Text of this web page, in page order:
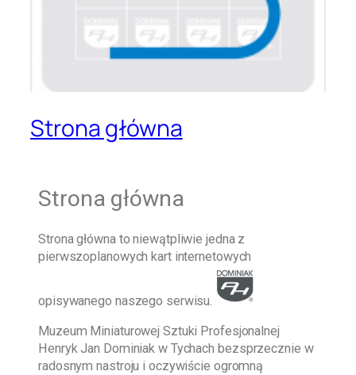
Strona główna
Strona główna
Strona głównato niewątpliwie jedna z
pierwszoplanowych kart internetowych
opisywanego naszego serwisu.
Muzeum Miniaturowej Sztuki Profesjonalnej
Henryk Jan Dominiak w Tychach bezsprzecznie w
radosnym nastroju i oczywiście ogromną